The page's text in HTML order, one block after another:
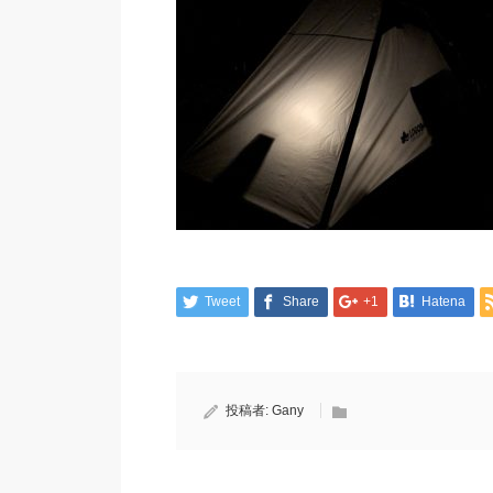
Tweet Share +1 Hatena
投稿者: Gany